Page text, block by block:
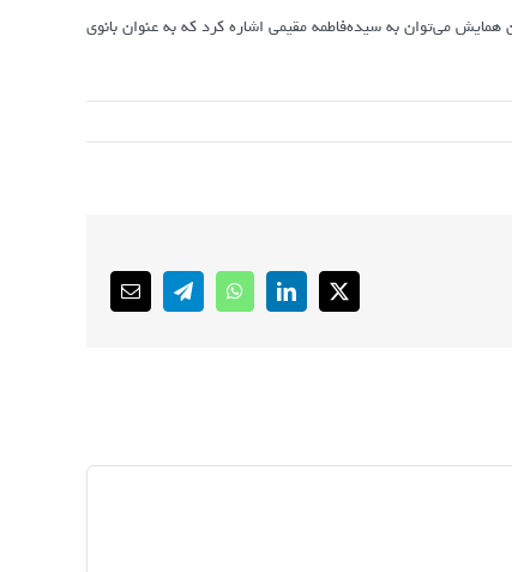
همایش می‌توان به سیده‌فاطمه مقیمی اشاره کرد که به عنوان بانوی
X
LinkedIn
WhatsApp
Telegram
Email